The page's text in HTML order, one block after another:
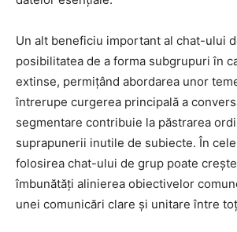
Un alt beneficiu important al chat-ului
posibilitatea de a forma subgrupuri în
extinse, permițând abordarea unor
întrerupe curgerea principală a
segmentare contribuie la păstrarea
suprapunerii inutile de subiecte. În
folosirea chat-ului de grup poate
îmbunătăți alinierea obiectivelor
unei comunicări clare și unitare între